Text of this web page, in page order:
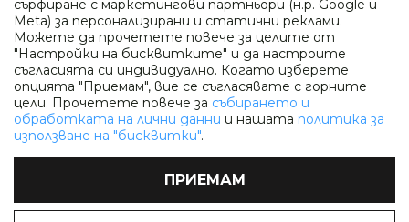
Работно време
Понеделник - петък: 10:00 - 18:00
Събота и неделя: почивен ден
ПОСЛЕДВАЙ НИ
Facebook Instagram
Copyright © 2026 Modica.bg. Всички права запазени.
сърфиране с маркетингови партньори (н.р. Google и
Meta) за персонализирани и статични реклами.
Можете да прочетете повече за целите от
"Настройки на бисквитките" и да настроите
съгласията си индивидуално. Когато изберете
опцията "Приемам", вие се съгласявате с горните
цели. Прочетете повече за събирането и
обработката на лични данни и нашата политика за
използване на "бисквитки".
ПРИЕМАМ